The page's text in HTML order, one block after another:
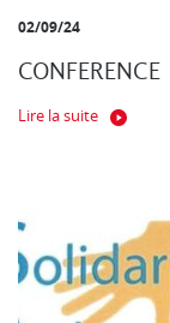
02/09/24
CONFERENCE
Lire la suite